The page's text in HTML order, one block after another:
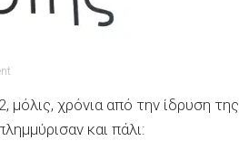
μόλις, χρόνια από την ίδρυση της
και πάλι: